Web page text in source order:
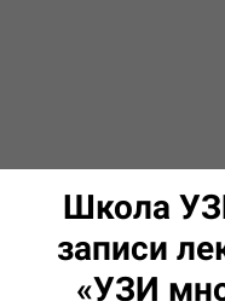
Школа
записи
«УЗИ